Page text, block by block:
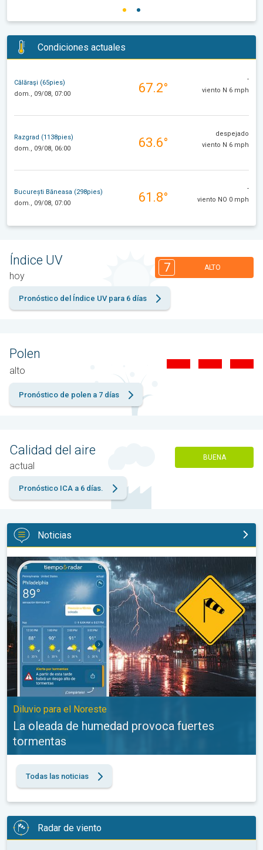
Condiciones actuales
Călăraşi (65pies)
dom., 09/08, 07:00
67.2°
-
viento N 6 mph
Razgrad (1138pies)
dom., 09/08, 06:00
63.6°
despejado
viento N 6 mph
București Băneasa (298pies)
dom., 09/08, 07:00
61.8°
-
viento NO 0 mph
Índice UV
hoy
7 ALTO
Pronóstico del Índice UV para 6 días
Polen
alto
Pronóstico de polen a 7 días
Calidad del aire
actual
BUENA
Pronóstico ICA a 6 días.
Noticias
La oleada de humedad provoca fuertes tormentas. Diluvio
Diluvio para el Noreste
La oleada de humedad provoca fuertes
tormentas
Todas las noticias
Radar de viento